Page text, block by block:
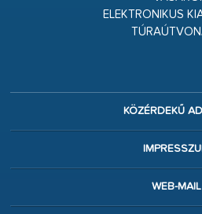
ELEKTRONIKUS
KÖZÉRDEKŰ
WEB-MAIL